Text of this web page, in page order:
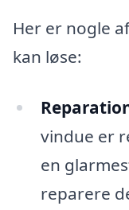
Her er nogle
kan løse:
vindue er
en
reparere